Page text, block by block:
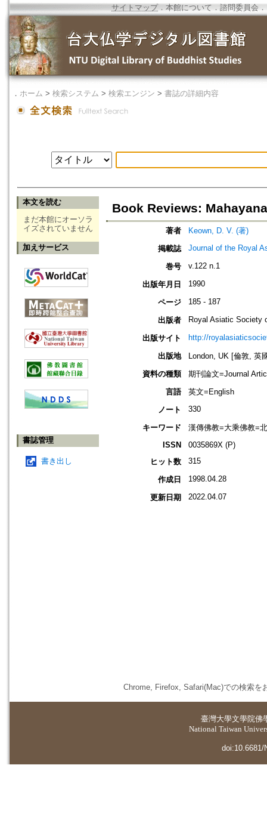
サイトマップ．本館について ． 諮問委員会 ．
． ホーム > 検索システム > 検索エンジン > 書誌の詳細内容
本文を読む
まだ本館にオーソラ
イズされていません
加えサービス
書誌管理
書き出し
Book Reviews:
著者
Keown, D. V. (著)
掲載誌
Journal of the Royal
巻号 v.122 n.1
出版年月日 1990
ページ 185 - 187
出版者 Royal Asiatic Society
出版サイト http://
出版地
London, UK [倫敦, 英
資料の種類
期刊論文=Journal
言語
英文=English
ノート
330
キーワード
漢傳佛教=大乘佛教=
ISSN
0035869X (P)
ヒット数
315
作成日 1998.04.28
更新日期 2022.04.07
Chrome, Firefox, Safari(Mac)での検索を
臺灣大學文學院佛
National Taiwan
doi:10.6681/